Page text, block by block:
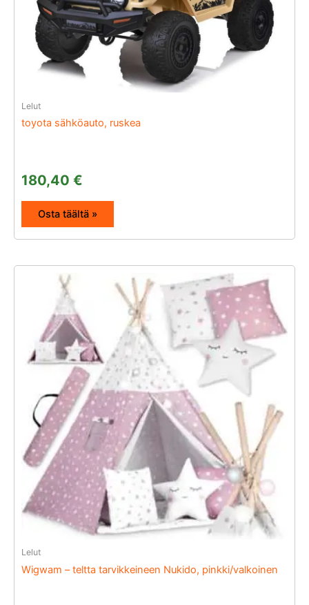
Lelut
toyota sähköauto, ruskea
180,40 €
Osta täältä »
Lelut
Wigwam – teltta tarvikkeineen Nukido, pinkki/valkoinen